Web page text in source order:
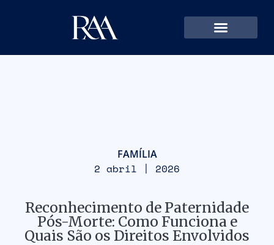
FAMÍLIA
2 abril | 2026
Reconhecimento de Paternidade
Pós-Morte: Como Funciona e
Quais São os Direitos Envolvidos